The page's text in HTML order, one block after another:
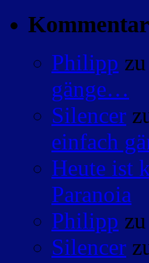
Philipp zu
gänge…
Silencer
einfach
Heute ist
Paranoia
Philipp zu
Silencer